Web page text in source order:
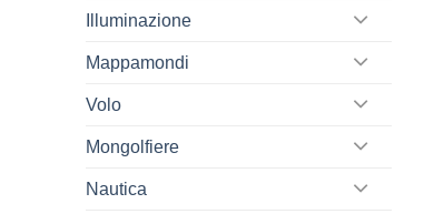
Illuminazione
Mappamondi
Volo
Mongolfiere
Nautica